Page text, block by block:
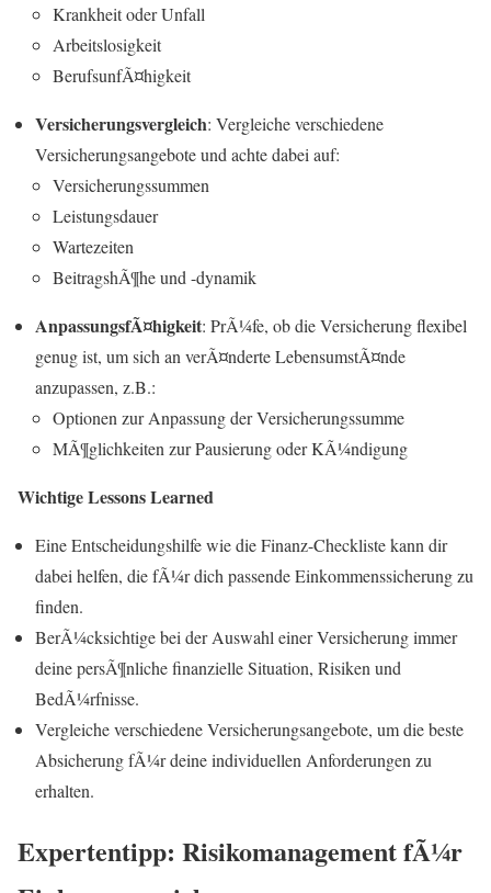
Krankheit oder Unfall
Arbeitslosigkeit
BerufsunfÃ¤higkeit
Versicherungsvergleich: Vergleiche verschiedene
Versicherungsangebote und achte dabei auf:
Versicherungssummen
Leistungsdauer
Wartezeiten
BeitragshÃ¶he und -dynamik
AnpassungsfÃ¤higkeit: PrÃ¼fe, ob die Versicherung flexibel
genug ist, um sich an verÃ¤nderte LebensumstÃ¤nde
anzupassen, z.B.:
Optionen zur Anpassung der Versicherungssumme
MÃ¶glichkeiten zur Pausierung oder KÃ¼ndigung
Wichtige Lessons Learned
Eine Entscheidungshilfe wie die Finanz-Checkliste kann dir
dabei helfen, die fÃ¼r dich passende Einkommenssicherung zu
finden.
BerÃ¼cksichtige bei der Auswahl einer Versicherung immer
deine persÃ¶nliche finanzielle Situation, Risiken und
BedÃ¼rfnisse.
Vergleiche verschiedene Versicherungsangebote, um die beste
Absicherung fÃ¼r deine individuellen Anforderungen zu
erhalten.
Expertentipp: Risikomanagement fÃ¼r